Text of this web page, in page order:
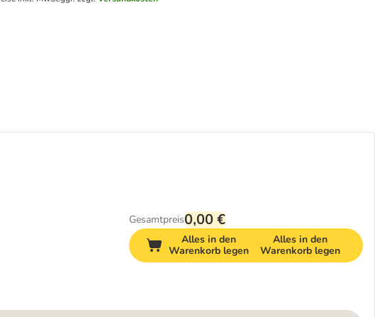
Gesamtpreis0,00 €
Alles in den
Warenkorb legen
Alles in den
Warenkorb legen